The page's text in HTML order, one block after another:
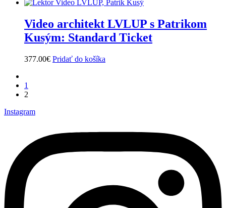
Video architekt LVLUP s Patrikom
Kusým: Standard Ticket
377.00€ Pridať do košíka
1
2
Instagram